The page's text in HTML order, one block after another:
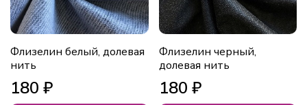
Флизелин белый, долевая
нить
180 ₽
Флизелин черный,
долевая нить
180 ₽